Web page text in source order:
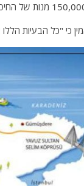
כי "כל הבעיות